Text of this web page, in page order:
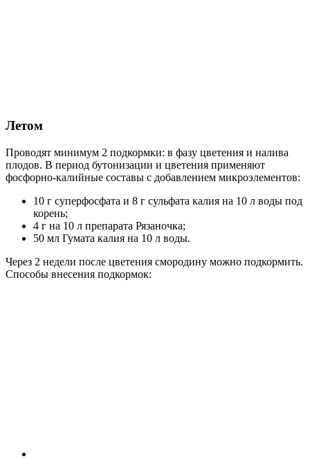
Летом
Проводят минимум 2 подкормки: в фазу цветения и налива
плодов. В период бутонизации и цветения применяют
фосфорно-калийные составы с добавлением микроэлементов:
10 г суперфосфата и 8 г сульфата калия на 10 л воды под
корень;
4 г на 10 л препарата Рязаночка;
50 мл Гумата калия на 10 л воды.
Через 2 недели после цветения смородину можно подкормить.
Способы внесения подкормок: